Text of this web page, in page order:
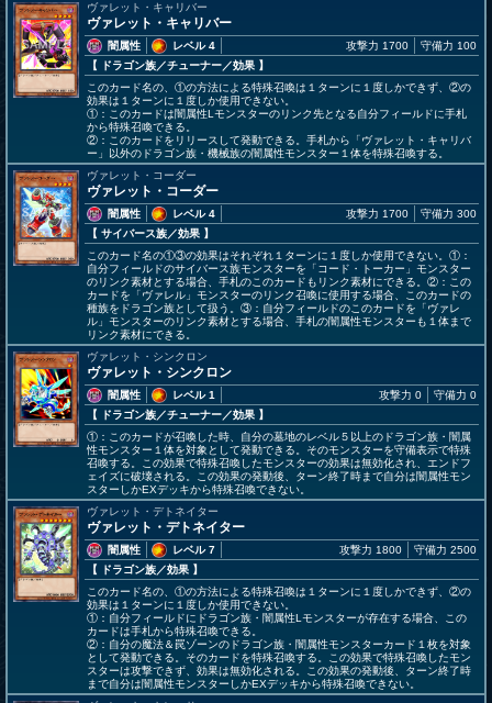
ヴァレット・キャリバー
ヴァレット・キャリバー
闇属性
レベル 4
【 ドラゴン族／チューナー／効果 】
攻撃力 1700 守備力 100
このカード名の、①の方法による特殊召喚は１ターンに１度しかできず、②の
効果は１ターンに１度しか使用できない。
①：このカードは闇属性Lモンスターのリンク先となる自分フィールドに手札
から特殊召喚できる。
②：このカードをリリースして発動できる。手札から「ヴァレット・キャリバ
ー」以外のドラゴン族・機械族の闇属性モンスター１体を特殊召喚する。
ヴァレット・コーダー
ヴァレット・コーダー
闇属性
レベル 4
【 サイバース族／効果 】
攻撃力 1700 守備力 300
このカード名の①③の効果はそれぞれ１ターンに１度しか使用できない。①：
自分フィールドのサイバース族モンスターを「コード・トーカー」モンスター
のリンク素材とする場合、手札のこのカードもリンク素材にできる。②：この
カードを「ヴァレル」モンスターのリンク召喚に使用する場合、このカードの
種族をドラゴン族として扱う。③：自分フィールドのこのカードを「ヴァレ
ル」モンスターのリンク素材とする場合、手札の闇属性モンスターも１体まで
リンク素材にできる。
ヴァレット・シンクロン
ヴァレット・シンクロン
闇属性
レベル 1
【 ドラゴン族／チューナー／効果 】
攻撃力 0 守備力 0
①：このカードが召喚した時、自分の墓地のレベル５以上のドラゴン族・闇属
性モンスター１体を対象として発動できる。そのモンスターを守備表示で特殊
召喚する。この効果で特殊召喚したモンスターの効果は無効化され、エンドフ
ェイズに破壊される。この効果の発動後、ターン終了時まで自分は闇属性モン
スターしかEXデッキから特殊召喚できない。
ヴァレット・デトネイター
ヴァレット・デトネイター
闇属性
レベル 7
【 ドラゴン族／効果 】
攻撃力 1800 守備力 2500
このカード名の、①の方法による特殊召喚は１ターンに１度しかできず、②の
効果は１ターンに１度しか使用できない。
①：自分フィールドにドラゴン族・闇属性Lモンスターが存在する場合、この
カードは手札から特殊召喚できる。
②：自分の魔法＆罠ゾーンのドラゴン族・闇属性モンスターカード１枚を対象
として発動できる。そのカードを特殊召喚する。この効果で特殊召喚したモン
スターは攻撃できず、効果は無効化される。この効果の発動後、ターン終了時
まで自分は闇属性モンスターしかEXデッキから特殊召喚できない。